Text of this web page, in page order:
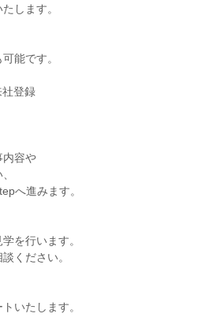
します。
能です。
登録
内容や
へ進みます。
を行います。
ください。
いたします。